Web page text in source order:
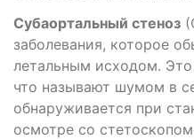
Субаортальный стеноз
заболевания, которое
летальным исходом. Это
что называют шумом в
обнаруживается при
осмотре со